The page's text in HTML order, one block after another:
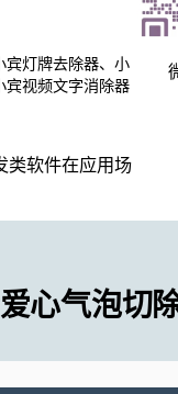
宾灯牌去除器、小
宾视频文字消除器
类软件在应用场
心气泡切